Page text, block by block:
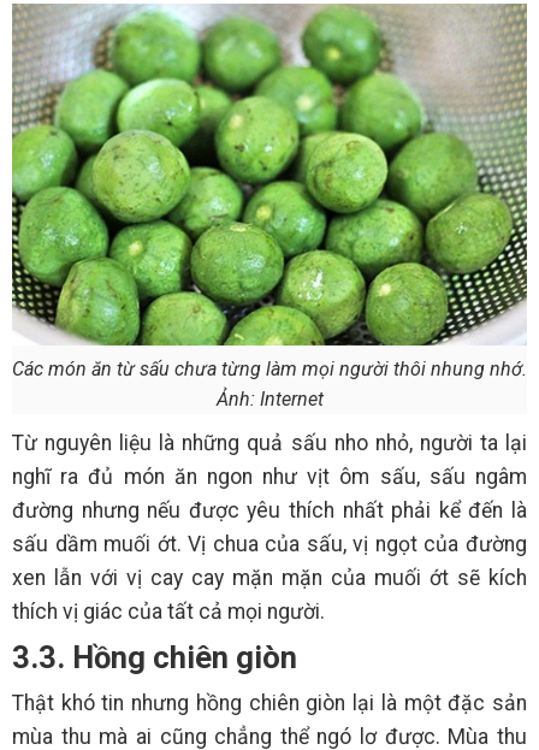
Các món ăn từ sấu chưa từng làm mọi người thôi nhung nhớ.
Ảnh: Internet
Từ nguyên liệu là những quả sấu nho nhỏ, người ta lại
nghĩ ra đủ món ăn ngon như vịt ôm sấu, sấu ngâm
đường nhưng nếu được yêu thích nhất phải kể đến là
sấu dầm muối ớt. Vị chua của sấu, vị ngọt của đường
xen lẫn với vị cay cay mặn mặn của muối ớt sẽ kích
thích vị giác của tất cả mọi người.
3.3. Hồng chiên giòn
Thật khó tin nhưng hồng chiên giòn lại là một đặc sản
mùa thu mà ai cũng chẳng thể ngó lơ được. Mùa thu